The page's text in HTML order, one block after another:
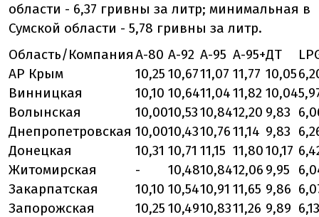
области - 6,37 гривны за литр; минимальная в
Сумской области - 5,78 гривны за литр.
Область/КомпанияА-80 А-92 А-95 А-95+ДТ
АР Крым
10,25 10,6711,07 11,77 10,05
Винницкая
10,10 10,6411,0411,82 10,04
Волынская
10,0010,5310,8412,20 9,83
Днепропетровская 10,0010,4310,7611,14 9,83
Донецкая
10,31 10,71 11,15 11,8010,17
Житомирская
- 10,4810,8412,06 9,95
Закарпатская
10,10 10,5410,91 11,65 9,86
Запорожская
10,25 10,4910,8311,26 9,89 6,13